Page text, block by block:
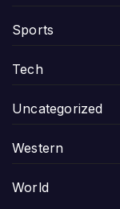
Sports
Tech
Uncategorized
Western
World